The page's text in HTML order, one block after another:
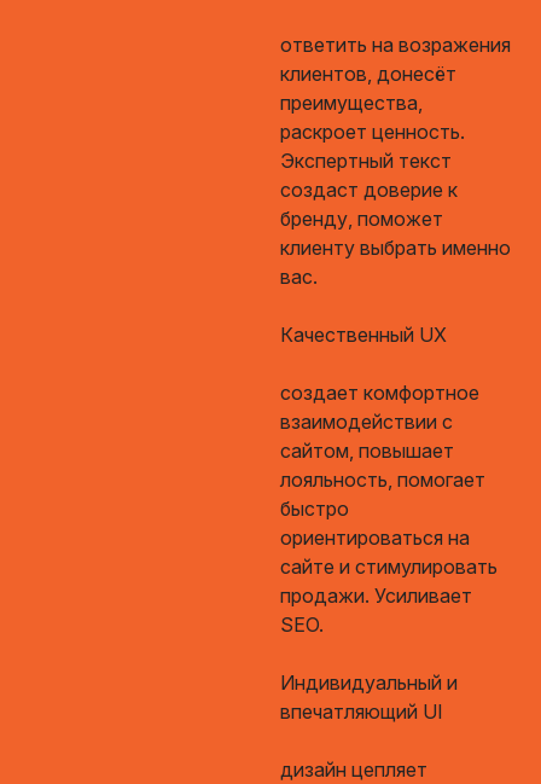
ответить на возражения
клиентов, донесёт
преимущества,
раскроет ценность.
Экспертный текст
создаст доверие к
бренду, поможет
клиенту выбрать именно
вас.
Качественный UX
создает комфортное
взаимодействии с
сайтом, повышает
лояльность, помогает
быстро
ориентироваться на
сайте и стимулировать
продажи. Усиливает
SEO.
Индивидуальный и
впечатляющий UI
дизайн цепляет